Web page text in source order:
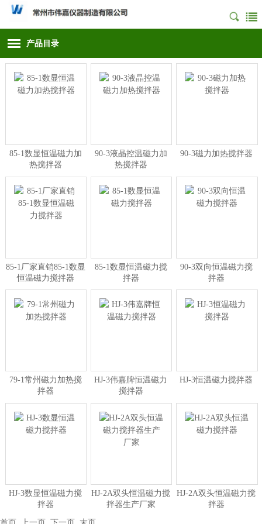
产品目录
85-1数显恒温磁力加
热搅拌器
90-3液晶控温磁力加
热搅拌器
90-3磁力加热搅拌器
85-1厂家直销85-1数显
恒温磁力搅拌器
85-1数显恒温磁力搅
拌器
90-3双向恒温磁力搅
拌器
79-1常州磁力加热搅
拌器
HJ-3伟嘉牌恒温磁力
搅拌器
HJ-3恒温磁力搅拌器
HJ-3数显恒温磁力搅
拌器
HJ-2A双头恒温磁力搅
拌器生产厂家
HJ-2A双头恒温磁力搅
拌器